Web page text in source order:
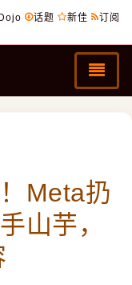
Dojo 话题 新佳 订阅
Meta扔
山芋，